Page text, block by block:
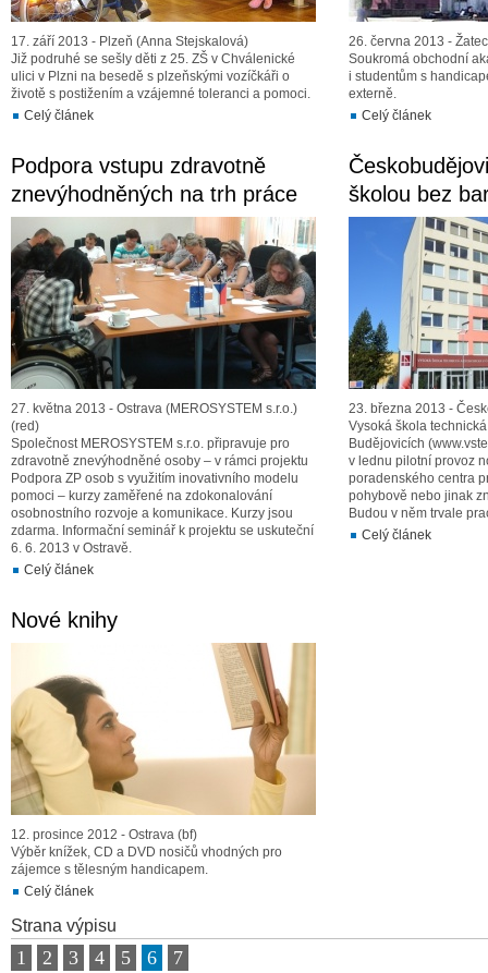
17. září 2013 - Plzeň (Anna Stejskalová)
Již podruhé se sešly děti z 25. ZŠ v Chválenické
ulici v Plzni na besedě s plzeňskými vozíčkáři o
životě s postižením a vzájemné toleranci a pomoci.
Celý článek
26. června 2013 -
Soukromá obchodní
i studentům s
externě.
Celý článek
Podpora vstupu zdravotně
znevýhodněných na trh práce
27. května 2013 - Ostrava (MEROSYSTEM s.r.o.)
(red)
Společnost MEROSYSTEM s.r.o. připravuje pro
zdravotně znevýhodněné osoby – v rámci projektu
Podpora ZP osob s využitím inovativního modelu
pomoci – kurzy zaměřené na zdokonalování
osobnostního rozvoje a komunikace. Kurzy jsou
zdarma. Informační seminář k projektu se uskuteční
6. 6. 2013 v Ostravě.
Celý článek
školou bez
23. března 2013 -
Vysoká škola
Budějovicích
v lednu pilotní provoz
poradenského centra
pohybově nebo jinak
Budou v něm trvale
Celý článek
Nové knihy
12. prosince 2012 - Ostrava (bf)
Výběr knížek, CD a DVD nosičů vhodných pro
zájemce s tělesným handicapem.
Celý článek
Strana výpisu
1 2 3 4 5 6 7